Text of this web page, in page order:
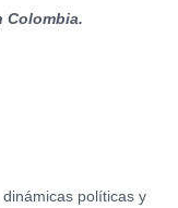
Colombia.
políticas y